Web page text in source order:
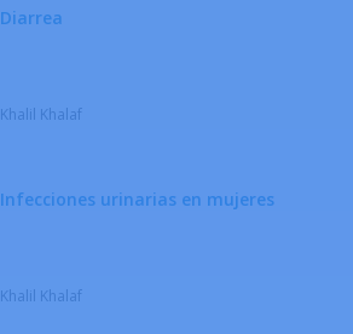
Diarrea
Khalil Khalaf
Infecciones urinarias en mujeres
Khalil Khalaf